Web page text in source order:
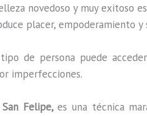
novedoso y muy exitoso
placer, empoderamiento y
de persona puede
imperfecciones.
Felipe,es una técnica